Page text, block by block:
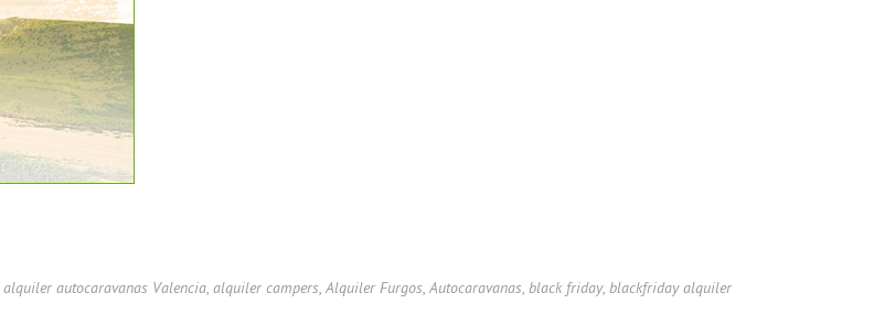
alquiler autocaravanas Valencia, alquiler campers, Alquiler Furgos, Autocaravanas, black friday, blackfriday alquiler